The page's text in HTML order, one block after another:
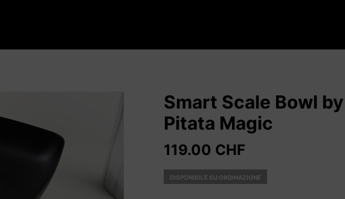
Smart Scale Bowl by
Pitata Magic
119.00 CHF
DISPONIBILE SU ORDINAZIONE